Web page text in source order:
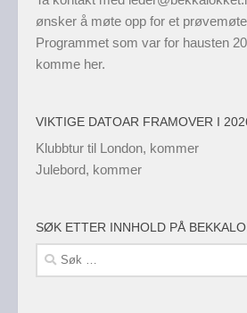
ønsker å møte opp for et
Programmet som var for hausten
komme her.
VIKTIGE DATOAR FRAMOVER I
Klubbtur til London, kommer
Julebord, kommer
SØK ETTER INNHOLD PÅ
Søk
etter: